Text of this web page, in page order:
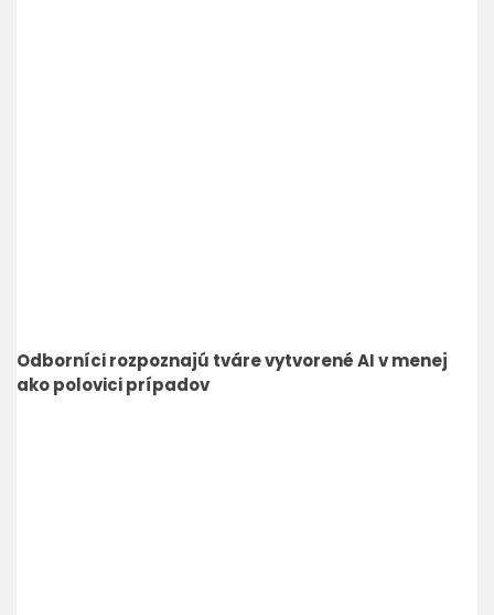
Odborníci rozpoznajú tváre vytvorené AI v menej
ako polovici prípadov